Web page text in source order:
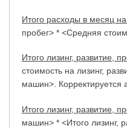
Итого расходы в месяц
пробег> * <Средняя
Итого лизинг, развитие,
стоимость на лизинг,
машин>. Корректируется
Итого лизинг, развитие,
машин> * <Итого лизинг,